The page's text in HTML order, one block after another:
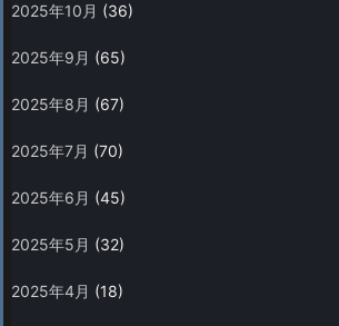
2025年10月 (36)
2025年9月 (65)
2025年8月 (67)
2025年7月 (70)
2025年6月 (45)
2025年5月 (32)
2025年4月 (18)